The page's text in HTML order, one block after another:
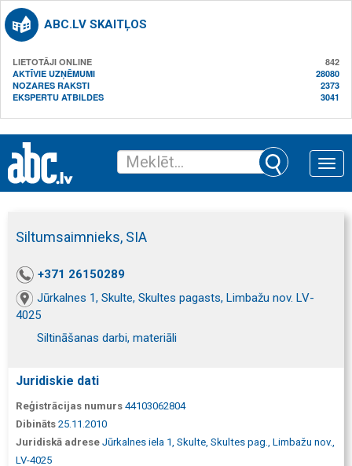
ABC.LV SKAITĻOS
LIETOTĀJI ONLINE
842
AKTĪVIE UZŅĒMUMI
28080
NOZARES RAKSTI
2373
EKSPERTU ATBILDES
3041
Toggle
Siltumsaimnieks, SIA
+371 26150289
Jūrkalnes 1, Skulte, Skultes pagasts, Limbažu nov. LV-
4025
Siltināšanas darbi, materiāli
Juridiskie dati
Reģistrācijas numurs 44103062804
Dibināts 25.11.2010
Juridiskā adrese Jūrkalnes iela 1, Skulte, Skultes pag., Limbažu nov.,
LV-4025